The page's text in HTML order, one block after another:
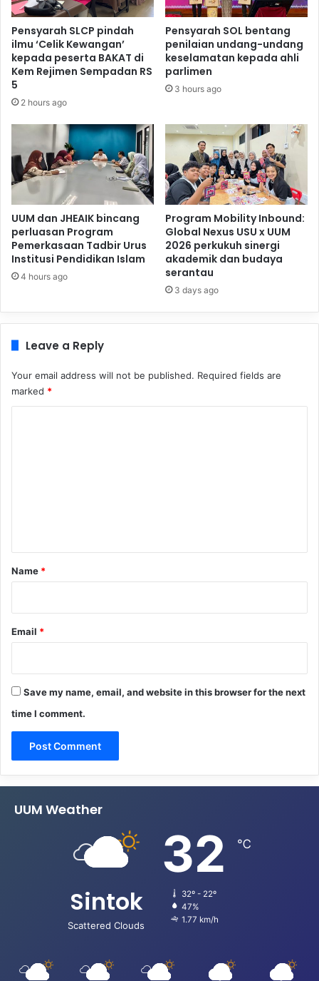
Pensyarah SLCP pindah
ilmu ‘Celik Kewangan’
kepada peserta BAKAT di
Kem Rejimen Sempadan RS
5
2 hours ago
Pensyarah SOL bentang
penilaian undang-undang
keselamatan kepada ahli
parlimen
3 hours ago
UUM dan JHEAIK bincang
perluasan Program
Pemerkasaan Tadbir Urus
Institusi Pendidikan Islam
4 hours ago
Program Mobility Inbound:
Global Nexus USU x UUM
2026 perkukuh sinergi
akademik dan budaya
serantau
3 days ago
Leave a Reply
Your email address will not be published. Required fields are
marked *
*
Name *
Email *
Save my name, email, and website in this browser for the next
time I comment.
UUM Weather
Sintok
Scattered Clouds
32 ℃
32º - 22º
47%
1.77 km/h